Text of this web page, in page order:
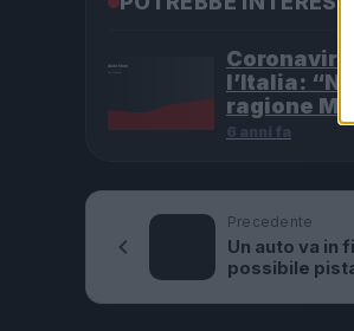
l’Italia:
ragione
6 anni fa
Precedente
Un auto va in
possibile